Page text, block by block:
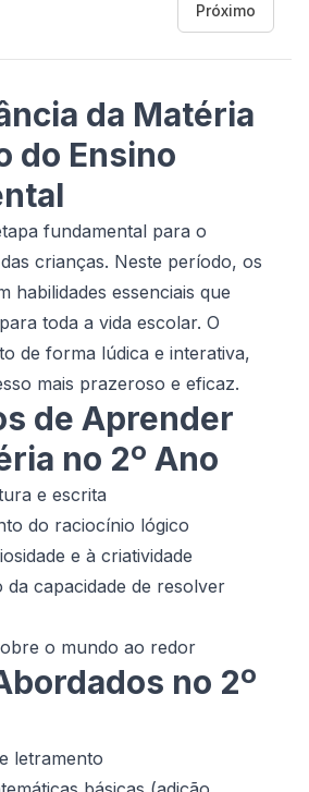
Próximo
da Matéria
do Ensino
fundamental para o
crianças. Neste período, os
habilidades essenciais que
toda a vida escolar. O
de forma lúdica e interativa,
mais prazeroso e eficaz.
de Aprender
no 2º Ano
e escrita
do raciocínio lógico
e à criatividade
da capacidade de resolver
o mundo ao redor
no 2º
letramento